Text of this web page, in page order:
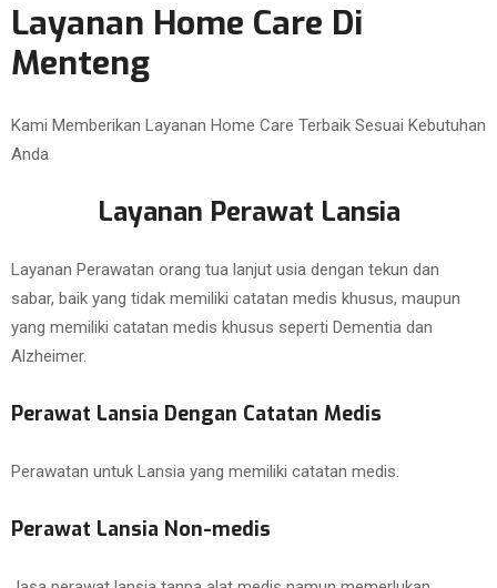
Layanan Home Care Di
Menteng
Kami Memberikan Layanan Home Care Terbaik Sesuai Kebutuhan
Anda
Layanan Perawat Lansia
Layanan Perawatan orang tua lanjut usia dengan tekun dan
sabar, baik yang tidak memiliki catatan medis khusus, maupun
yang memiliki catatan medis khusus seperti Dementia dan
Alzheimer.
Perawat Lansia Dengan Catatan Medis
Perawatan untuk Lansia yang memiliki catatan medis.
Perawat Lansia Non-medis